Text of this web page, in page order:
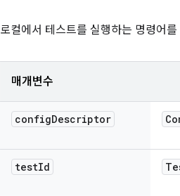
로컬에서 테스트를 실행하는 명령어
매개변수
configDescriptor
testId